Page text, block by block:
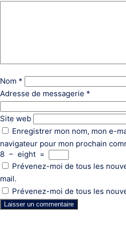
Nom *
Adresse de messagerie *
Site web
Enregistrer mon nom, mon e-
navigateur pour mon prochain
8 − eight =
Prévenez-moi de tous les
mail.
Prévenez-moi de tous les